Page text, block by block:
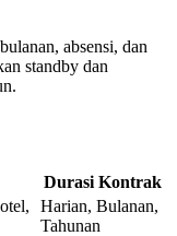
absensi, dan
standby dan
Durasi Kontrak
Harian, Bulanan,
Tahunan